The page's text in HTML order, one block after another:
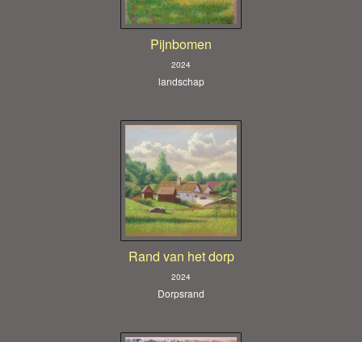
Pijnbomen
2024
landschap
Rand van het dorp
2024
Dorpsrand